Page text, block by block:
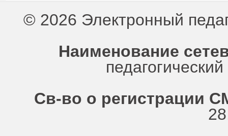
© 2026 Электронный
Наименование
Св-во о регистрации